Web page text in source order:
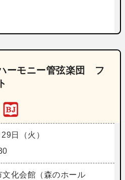
ーモニー管弦楽団 フ
日（火）
文化会館（森のホール